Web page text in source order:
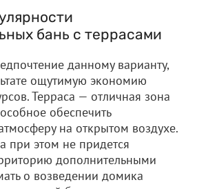
бань с террасами
данному варианту,
ощутимую экономию
Терраса — отличная зона
обеспечить
на открытом воздухе.
при этом не придется
дополнительными
о возведении домика